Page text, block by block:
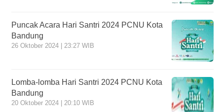
Puncak Acara Hari Santri 2024 PCNU Kota
Bandung
26 Oktober 2024 | 23:27 WIB
Lomba-lomba Hari Santri 2024 PCNU Kota
Bandung
20 Oktober 2024 | 20:10 WIB